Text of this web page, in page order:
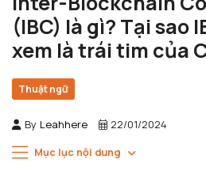
(IBC) là gì? Tại sao
xem là trái tim của
Thuật ngữ
By Leahhere 22/01/2024
Mục lục nội dung